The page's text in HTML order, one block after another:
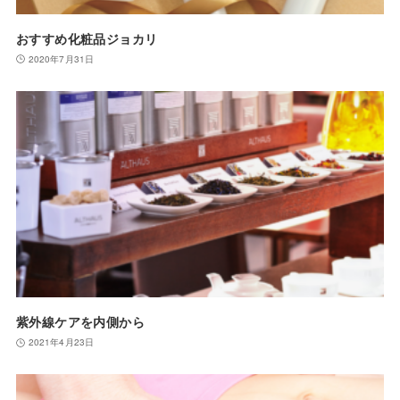
おすすめ化粧品ジョカリ
2020年7月31日
紫外線ケアを内側から
2021年4月23日